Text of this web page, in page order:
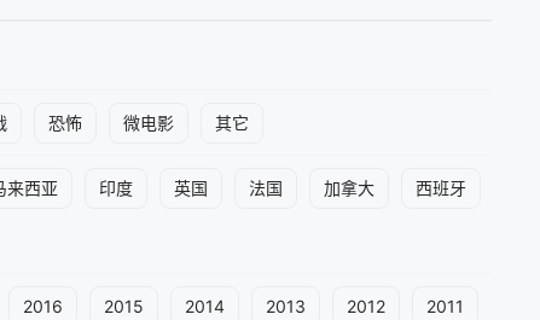
恐怖 微电影 其它
来西亚 印度 英国 法国 加拿大 西班牙
2016 2015 2014 2013 2012 2011